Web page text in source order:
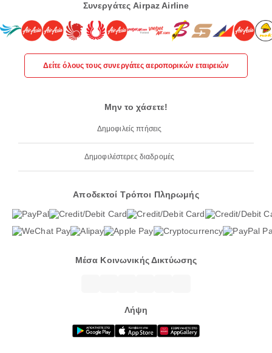
Συνεργάτες Airpaz Airline
Δείτε όλους τους συνεργάτες αεροπορικών εταιρειών
Μην το χάσετε!
Δημοφιλείς πτήσεις
Δημοφιλέστερες διαδρομές
Αποδεκτοί Τρόποι Πληρωμής
Μέσα Κοινωνικής Δικτύωσης
Λήψη